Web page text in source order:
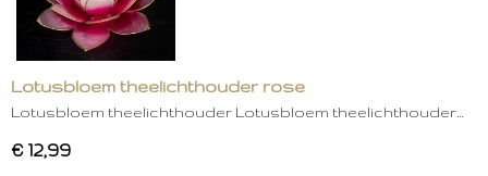
Lotusbloem theelichthouder rose
Lotusbloem theelichthouder Lotusbloem theelichthouder…
€ 12,99